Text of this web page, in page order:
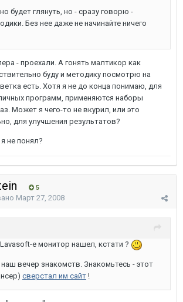
будет глянуть, но - сразу говорю -
Без нее даже не начинайте ничего
- проехали. А гонять малтикор как
буду и методику посмотрю на
есть. Хотя я не до конца понимаю, для
программ, применяются наборы
Может я чего-то не вкурил, или это
для улучшения результатов?
не понял?
5
Март 27, 2008
е монитор нашел, кстати ?
вечер знакомств. Знакомьтесь - этот
сверстал им сайт !